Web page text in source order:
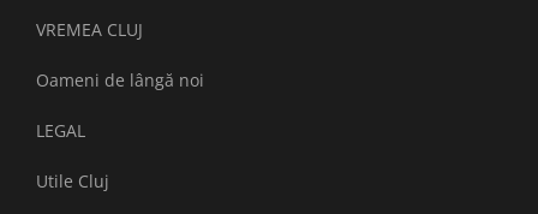
VREMEA CLUJ
Oameni de lângă noi
LEGAL
Utile Cluj